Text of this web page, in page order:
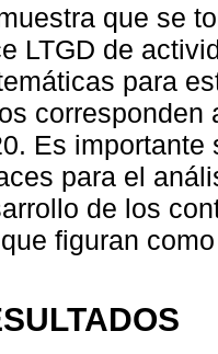
que se
LTGD de
para
corresponden
Es importante
para el
de los
figuran